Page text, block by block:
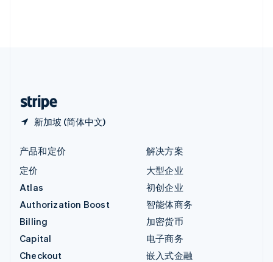
新加坡 (简体中文)
产品和定价
定价
Atlas
Authorization Boost
Billing
Capital
Checkout
解决方案
大型企业
初创企业
智能体商务
加密货币
电子商务
嵌入式金融